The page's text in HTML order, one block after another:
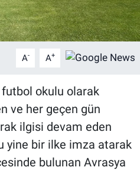
A- A+
futbol okulu olarak
ve her geçen gün
ilgisi devam eden
yine bir ilke imza atarak
bulunan Avrasya